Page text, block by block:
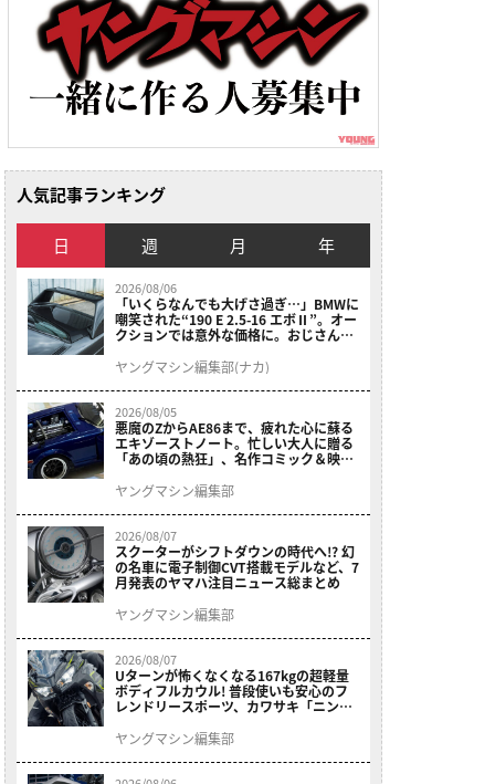
人気記事ランキング
日 週 月 年
2026/08/06
「いくらなんでも大げさ過ぎ…」BMWに
嘲笑された“190 E 2.5-16 エボⅡ”。オー
クションでは意外な価格に。おじさん達
ヤングマシン編集部(ナカ)
2026/08/05
悪魔のZからAE86まで、疲れた心に蘇る
エキゾーストノート。忙しい大人に贈る
「あの頃の熱狂」、名作コミック＆映画
結！
ヤングマシン編集部
2026/08/07
スクーターがシフトダウンの時代へ!? 幻
の名車に電子制御CVT搭載モデルなど、7
月発表のヤマハ注目ニュース総まとめ
ヤングマシン編集部
2026/08/07
Uターンが怖くなくなる167kgの超軽量
ボディフルカウル! 普段使いも安心のフ
レンドリースポーツ、カワサキ「ニンジ
9/5発売
ヤングマシン編集部